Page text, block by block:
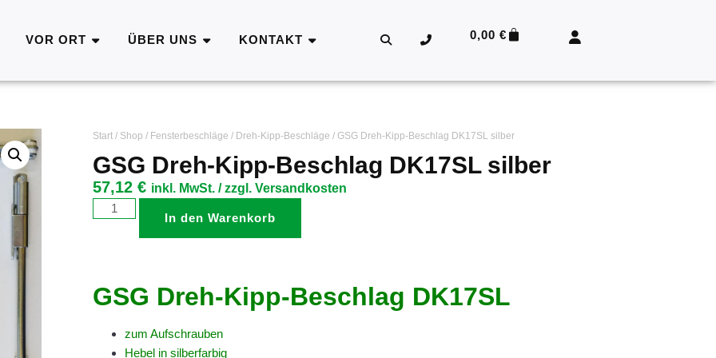
VOR ORT ÜBER UNS KONTAKT 0,00€
Start/ Shop / Fensterbeschläge / Dreh-Kipp-Beschläge / GSG Dreh-Kipp-Beschlag DK17SL silber
GSG Dreh-Kipp-Beschlag DK17SL silber
57,12 € inkl. MwSt. / zzgl. Versandkosten
In den Warenkorb
GSG Dreh-Kipp-Beschlag DK17SL
zum Aufschrauben
Hebel in silberfarbig